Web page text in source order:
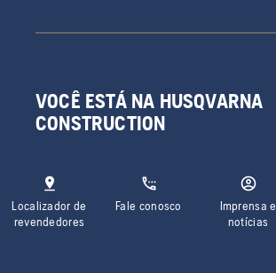
VOCÊ ESTÁ NA HUSQVARNA
CONSTRUCTION
Localizador de
revendedores
Fale conosco
Imprensa e
notícias